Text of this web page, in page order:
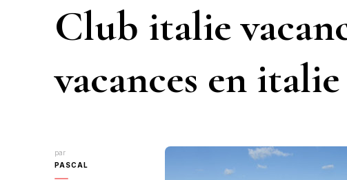
Club italie
vacances en
par
PASCAL